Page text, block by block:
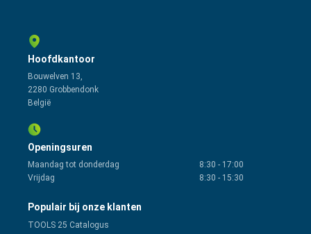
Hoofdkantoor
Bouwelven 13,
2280 Grobbendonk
België
Openingsuren
Maandag tot donderdag 8:30 - 17:00
Vrijdag
8:30 - 15:30
Populair bij onze klanten
TOOLS 25 Catalogus